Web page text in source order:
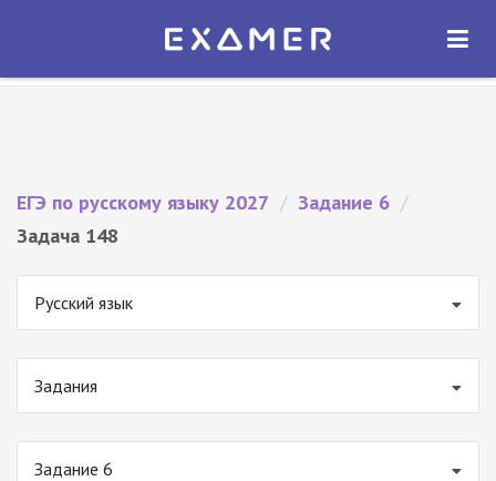
Экзамер — ЕГЭ 2027
ОТКРЫТЬ
ЕГЭ по русскому языку 2027 / Задание 6 /
Задача 148
Русский язык
Задания
Задание 6